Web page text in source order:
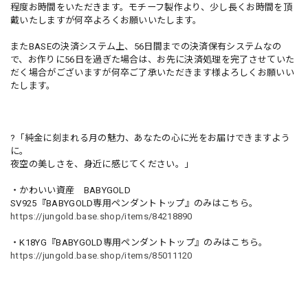
程度お時間をいただきます。モチーフ製作より、少し長くお時間を頂
戴いたしますが何卒よろくお願いいたします。
またBASEの決済システム上、56日間までの決済保有システムなの
で、お作りに56日を過ぎた場合は、お先に決済処理を完了させていた
だく場合がございますが何卒ご了承いただきます様よろしくお願いい
たします。
?「純金に刻まれる月の魅力、あなたの心に光をお届けできますよう
に。
夜空の美しさを、身近に感じてください。」
・かわいい資産 BABYGOLD
SV925『BABYGOLD専用ペンダントトップ』のみはこちら。
https://jungold.base.shop/items/84218890
・K18YG『BABYGOLD専用ペンダントトップ』のみはこちら。
https://jungold.base.shop/items/85011120